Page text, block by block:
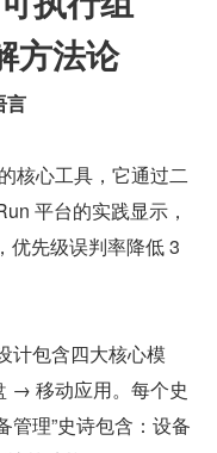
方法论
言
平台的实践显示，
优先级误判率降低 3
→ 移动应用。每个史
管理”史诗包含：设备